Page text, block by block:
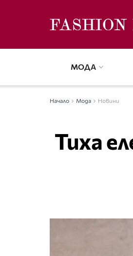
МОДА
Начало Мода Новини
Тиха